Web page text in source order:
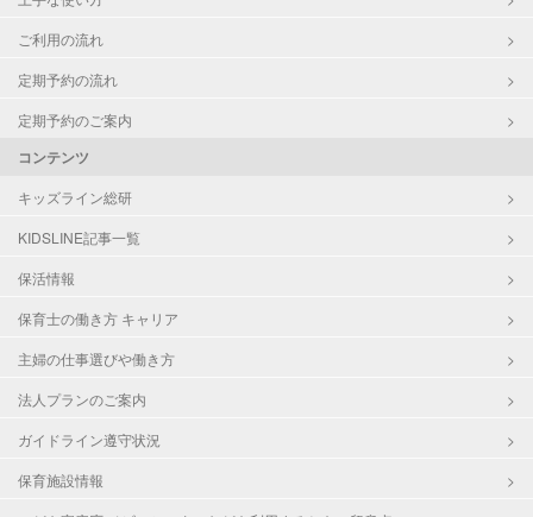
ご利用の流れ
定期予約の流れ
定期予約のご案内
コンテンツ
キッズライン総研
KIDSLINE記事一覧
保活情報
保育士の働き方 キャリア
主婦の仕事選びや働き方
法人プランのご案内
ガイドライン遵守状況
保育施設情報